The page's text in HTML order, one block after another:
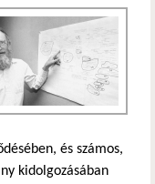
és számos,
kidolgozásában